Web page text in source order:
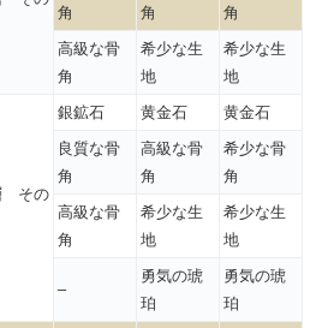
角 角
角
高級な骨
角
希少な生
地
希少な生
地
その
銀鉱石 黄金石
黄金石
良質な骨
角
高級な骨
角
希少な骨
角
高級な骨
角
希少な生
地
希少な生
地
–
勇気の琥
珀
勇気の琥
珀